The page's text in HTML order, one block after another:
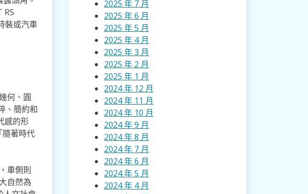
RS
裝或汽車
何、圓
、簡約和
感的形
隨著時代
車側則
自然為
2025 年 7 月
2025 年 6 月
2025 年 5 月
2025 年 4 月
2025 年 3 月
2025 年 2 月
2025 年 1 月
2024 年 12 月
2024 年 11 月
2024 年 10 月
2024 年 9 月
2024 年 8 月
2024 年 7 月
2024 年 6 月
2024 年 5 月
2024 年 4 月